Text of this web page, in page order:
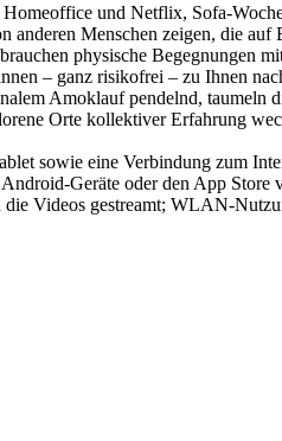
und Netflix, Sofa-
anderen Menschen zeigen, die
physische Begegnungen
– ganz risikofrei – zu Ihnen
Amoklauf pendelnd, taumeln
Orte kollektiver Erfahrung
sowie eine Verbindung zum
Geräte oder den App
die Videos gestreamt; WLAN-